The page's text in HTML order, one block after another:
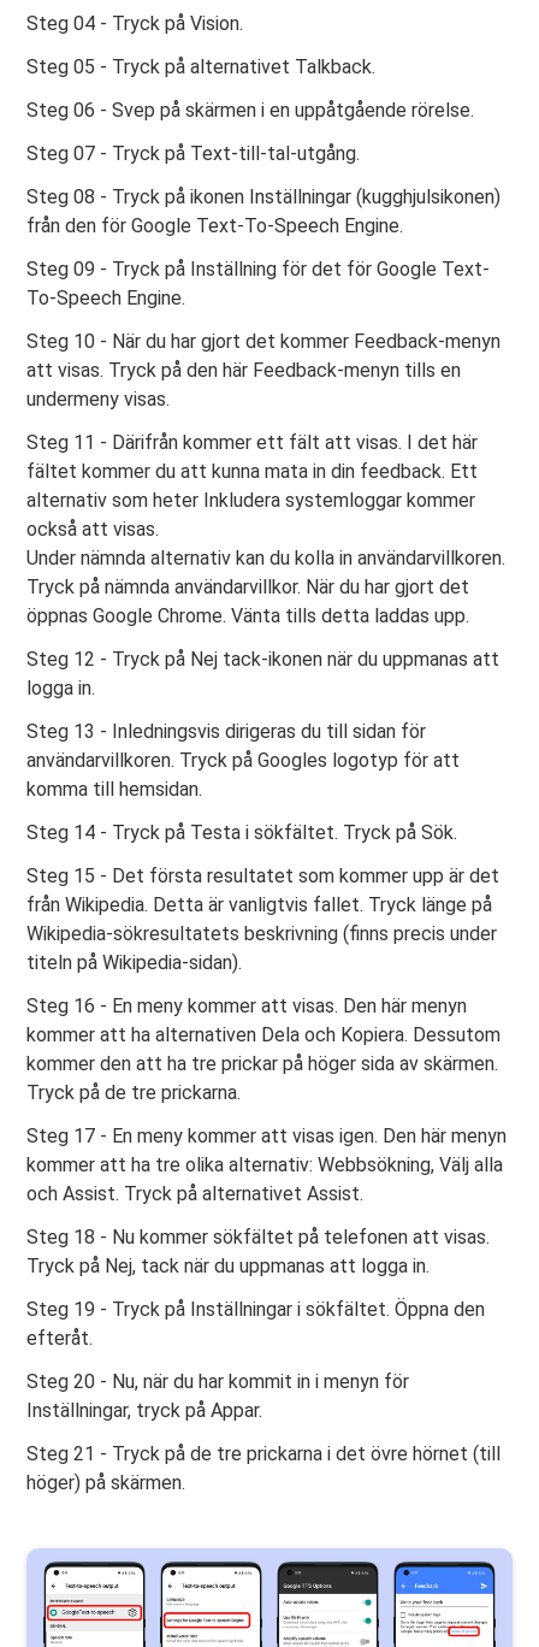
Steg 04 - Tryck på Vision.
Steg 05 - Tryck på alternativet Talkback.
Steg 06 - Svep på skärmen i en uppåtgående rörelse.
Steg 07 - Tryck på Text-till-tal-utgång.
Steg 08 - Tryck på ikonen Inställningar (kugghjulsikonen)
från den för Google Text-To-Speech Engine.
Steg 09 - Tryck på Inställning för det för Google Text-
To-Speech Engine.
Steg 10 - När du har gjort det kommer Feedback-menyn
att visas. Tryck på den här Feedback-menyn tills en
undermeny visas.
Steg 11 - Därifrån kommer ett fält att visas. I det här
fältet kommer du att kunna mata in din feedback. Ett
alternativ som heter Inkludera systemloggar kommer
också att visas.
Under nämnda alternativ kan du kolla in användarvillkoren.
Tryck på nämnda användarvillkor. När du har gjort det
öppnas Google Chrome. Vänta tills detta laddas upp.
Steg 12 - Tryck på Nej tack-ikonen när du uppmanas att
logga in.
Steg 13 - Inledningsvis dirigeras du till sidan för
användarvillkoren. Tryck på Googles logotyp för att
komma till hemsidan.
Steg 14 - Tryck på Testa i sökfältet. Tryck på Sök.
Steg 15 - Det första resultatet som kommer upp är det
från Wikipedia. Detta är vanligtvis fallet. Tryck länge på
Wikipedia-sökresultatets beskrivning (finns precis under
titeln på Wikipedia-sidan).
Steg 16 - En meny kommer att visas. Den här menyn
kommer att ha alternativen Dela och Kopiera. Dessutom
kommer den att ha tre prickar på höger sida av skärmen.
Tryck på de tre prickarna.
Steg 17 - En meny kommer att visas igen. Den här menyn
kommer att ha tre olika alternativ: Webbsökning, Välj alla
och Assist. Tryck på alternativet Assist.
Steg 18 - Nu kommer sökfältet på telefonen att visas.
Tryck på Nej, tack när du uppmanas att logga in.
Steg 19 - Tryck på Inställningar i sökfältet. Öppna den
efteråt.
Steg 20 - Nu, när du har kommit in i menyn för
Inställningar, tryck på Appar.
Steg 21 - Tryck på de tre prickarna i det övre hörnet (till
höger) på skärmen.